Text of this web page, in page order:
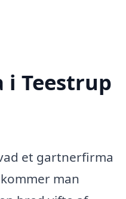
Teestrup
et gartnerfirma
man